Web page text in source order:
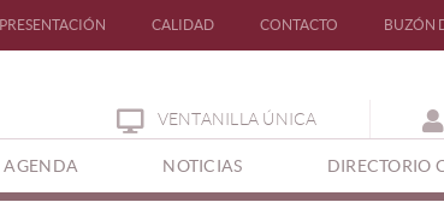
PRESENTACIÓN CALIDAD CONTACTO BUZÓN
VENTANILLA ÚNICA
AGENDA NOTICIAS DIRECTORIO